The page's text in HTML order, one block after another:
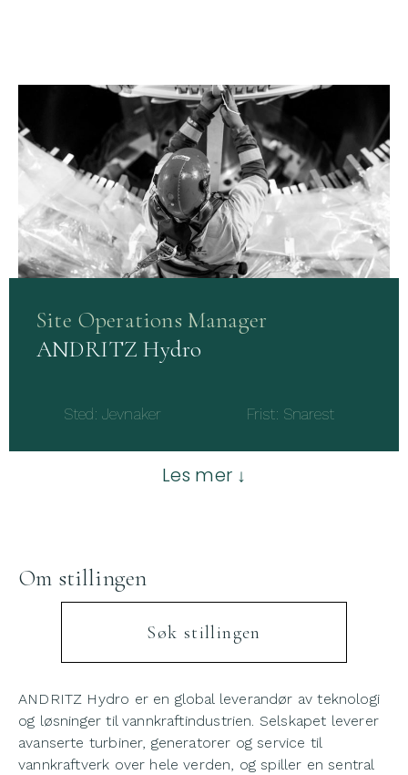
Site Operations Manager
ANDRITZ Hydro
Sted: Jevnaker Frist: Snarest
Les mer ↓
Om stillingen
Søk stillingen
ANDRITZ Hydro er en global leverandør av teknologi
og løsninger til vannkraftindustrien. Selskapet leverer
avanserte turbiner, generatorer og service til
vannkraftverk over hele verden, og spiller en sentral